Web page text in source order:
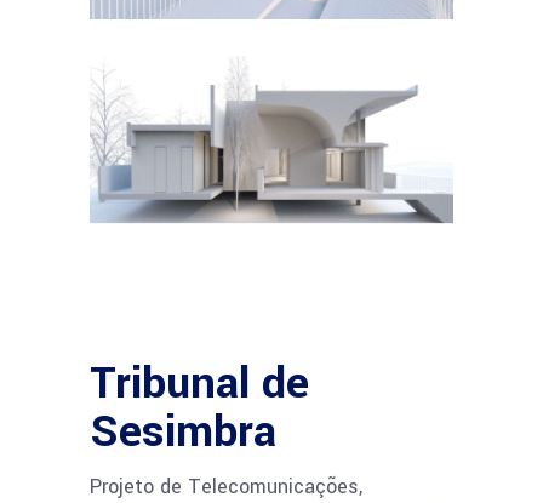
Tribunal de
Sesimbra
Projeto de Telecomunicações,